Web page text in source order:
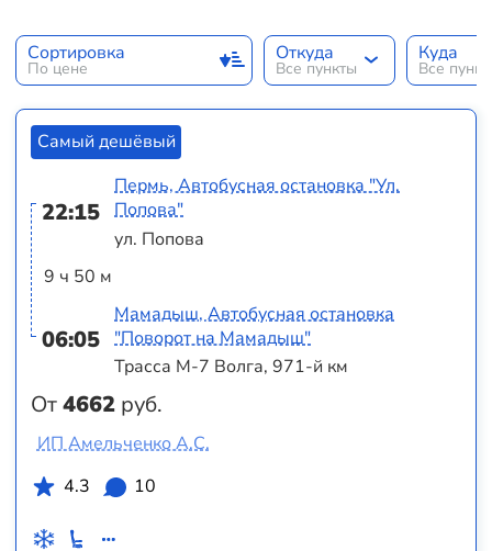
Сортировка
По цене
Откуда
Все пункты
Куда
Все
Самый дешёвый
22:15
9 ч 50 м
06:05
От4662 руб.
Пермь, Автобусная остановка "Ул.
Попова"
ул. Попова
Мамадыш, Автобусная остановка
"Поворот на Мамадыш"
Трасса М-7 Волга, 971-й км
ИП Амельченко А.С.
4.3
10